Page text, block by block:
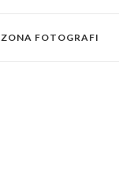
ZONA FOTOGRAFI